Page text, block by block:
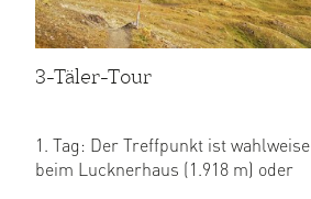
3-Täler-Tour
1. Tag: Der Treffpunkt ist wahlweise
beim Lucknerhaus (1.918 m) oder